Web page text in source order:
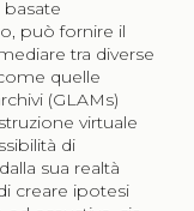
può fornire il
tra diverse
quelle
(GLAMs)
virtuale
di
sua realtà
creare ipotesi